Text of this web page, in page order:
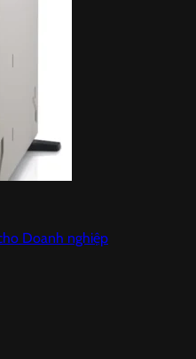
Doanh nghiệp